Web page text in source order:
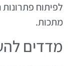
לפיתוח
מתכות.
מדדים